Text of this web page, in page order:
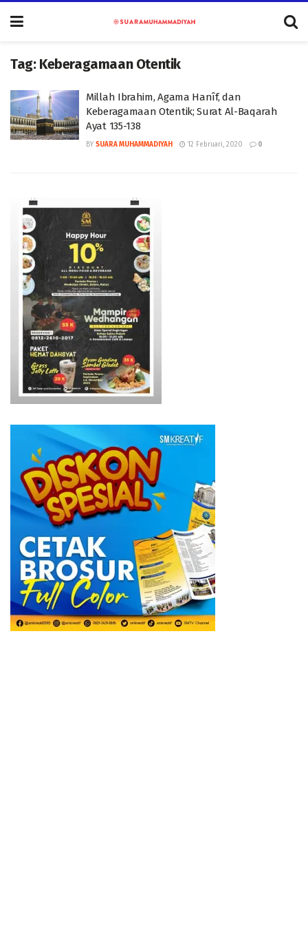
Tag: Keberagamaan Otentik
Millah Ibrahim, Agama Hanîf, dan
Keberagamaan Otentik; Surat Al-Baqarah
Ayat 135-138
BY SUARA MUHAMMADIYAH 12 Februari, 2020 0